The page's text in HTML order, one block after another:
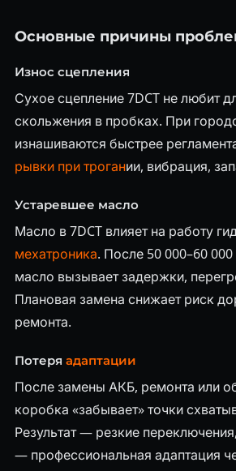
Основные причины
Износ сцепления
Сухое сцепление 7DCT не любит
скольжения в пробках. При
изнашиваются быстрее
рывки при трогании, вибрация,
Устаревшее масло
Масло в 7DCT влияет на работу
мехатроника. После 50 000–60
масло вызывает задержки,
Плановая замена снижает риск
ремонта.
Потеря адаптации
После замены АКБ, ремонта или
коробка «забывает» точки
Результат — резкие
— профессиональная адаптация